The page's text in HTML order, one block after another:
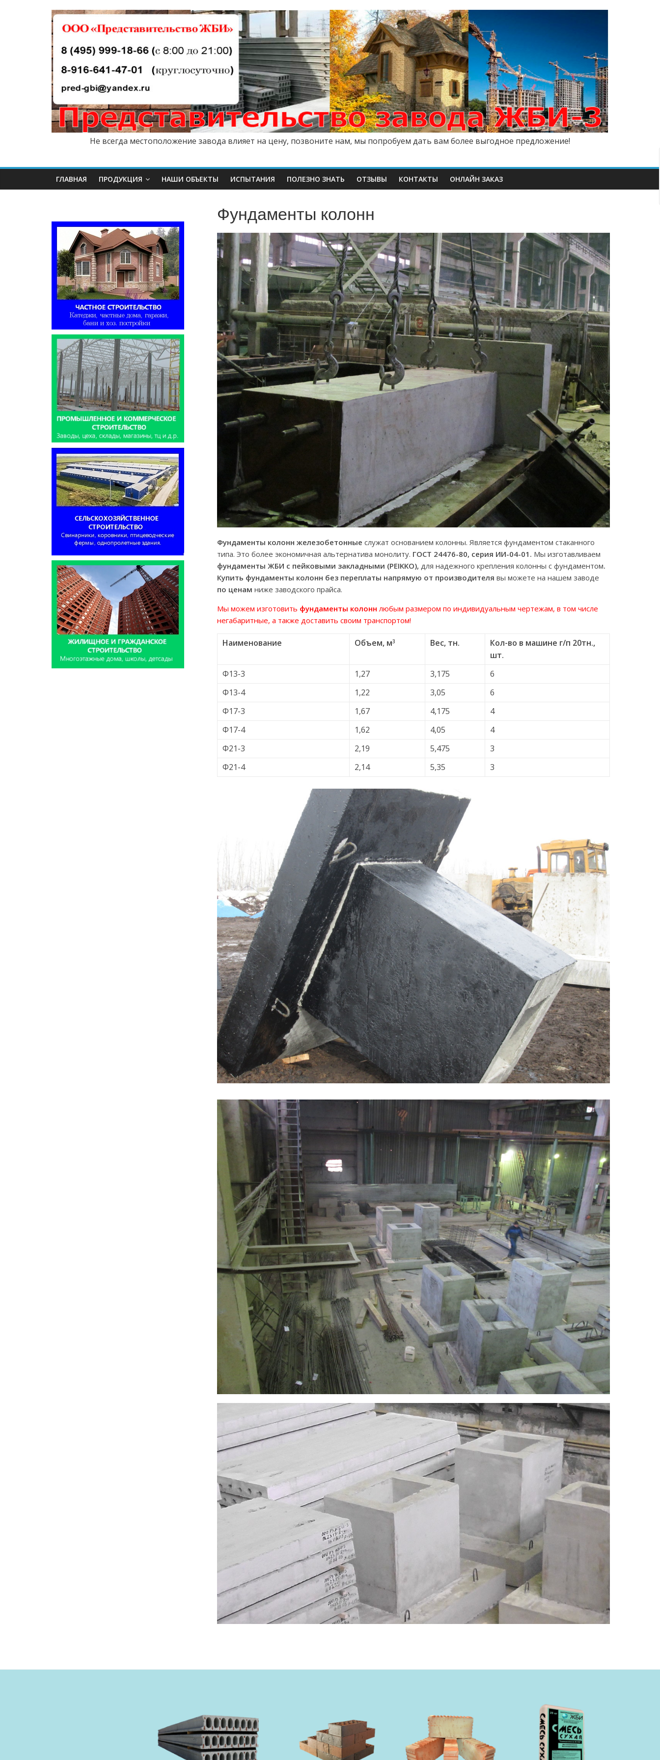
Не всегда местоположение завода влияет на цену, позвоните нам, мы попробуем дать вам более выгодное предложение!
ГЛАВНАЯ ПРОДУКЦИЯ НАШИ ОБЪЕКТЫ ИСПЫТАНИЯ ПОЛЕЗНО ЗНАТЬ ОТЗЫВЫ КОНТАКТЫ ОНЛАЙН ЗАКАЗ
Фундаменты колонн
Фундаменты колонн железобетонные служат основанием колонны. Является фундаментом стаканного
типа. Это более экономичная альтернатива монолиту. ГОСТ 24476-80, серия ИИ-04-01. Мы изготавливаем
фундаменты ЖБИ с пейковыми закладными (PEIKKO), для надежного крепления колонны с фундаментом.
Купить фундаменты колонн без переплаты напрямую от производителя вы можете на нашем заводе
по ценам ниже заводского прайса.
Мы можем изготовить фундаменты колонн любым размером по индивидуальным чертежам, в том числе
негабаритные, а также доставить своим транспортом!
Наименование Объем, м3 Вес, тн.
Кол-во в машине г/п 20тн.,
шт.
Ф13-3
1,27 3,175
6
Ф13-4
1,22 3,05
6
Ф17-3
1,67 4,175
4
Ф17-4
1,62 4,05
4
Ф21-3
2,19 5,475
3
Ф21-4
2,14 5,35 3